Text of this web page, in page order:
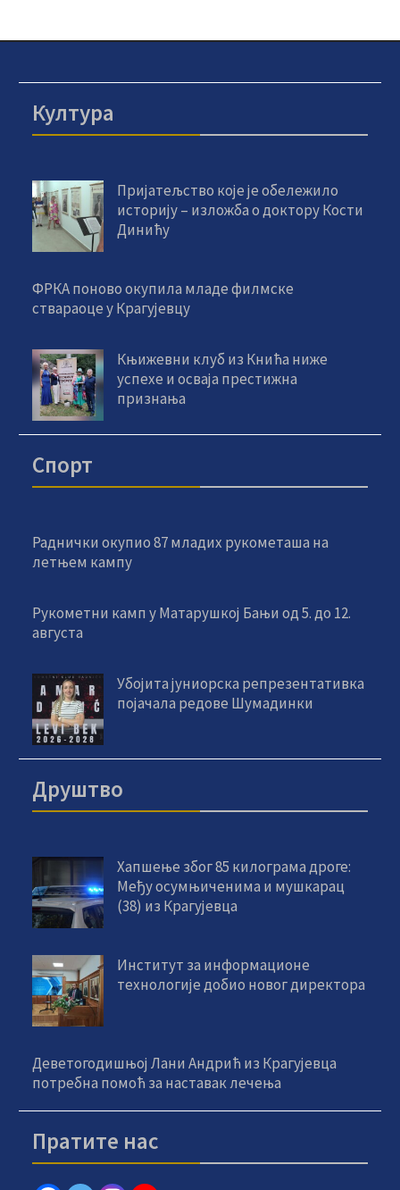
Култура
Пријатељство које је обележило
историју – изложба о доктору Кости
Динићу
ФРКА поново окупила младе филмске
ствараоце у Крагујевцу
Књижевни клуб из Кнића ниже
успехе и осваја престижна
признања
Спорт
Раднички окупио 87 младих рукометаша на
летњем кампу
Рукометни камп у Матарушкој Бањи од 5. до 12.
августа
Убојита јуниорска репрезентативка
појачала редове Шумадинки
Друштво
Хапшење због 85 килограма дроге:
Међу осумњиченима и мушкарац
(38) из Крагујевца
Институт за информационе
технологије добио новог директора
Деветогодишњој Лани Андрић из Крагујевца
потребна помоћ за наставак лечења
Пратите нас